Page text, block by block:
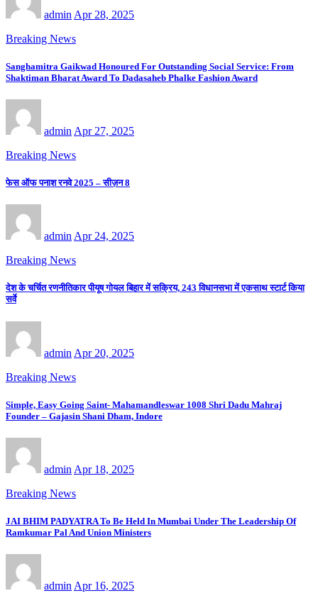
admin Apr 28, 2025
Breaking News
Sanghamitra Gaikwad Honoured For Outstanding Social Service: From
Shaktiman Bharat Award To Dadasaheb Phalke Fashion Award
admin Apr 27, 2025
Breaking News
फेस ऑफ पनाश रनवे 2025 – सीज़न 8
admin Apr 24, 2025
Breaking News
देश के चर्चित रणनीतिकार पीयूष गोयल बिहार में सक्रिय, 243 विधानसभा में एकसाथ स्टार्ट किया
सर्वे
admin Apr 20, 2025
Breaking News
Simple, Easy Going Saint- Mahamandleswar 1008 Shri Dadu Mahraj
Founder – Gajasin Shani Dham, Indore
admin Apr 18, 2025
Breaking News
JAI BHIM PADYATRA To Be Held In Mumbai Under The Leadership Of
Ramkumar Pal And Union Ministers
admin Apr 16, 2025